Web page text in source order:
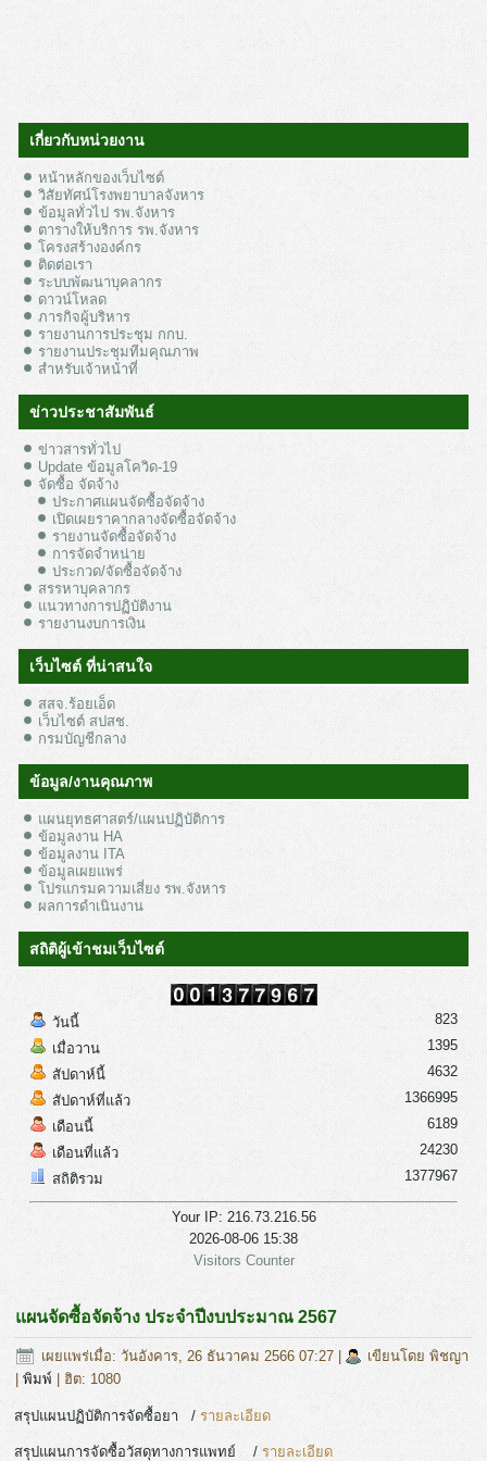
เกี่ยวกับหน่วยงาน
หน้าหลักของเว็บไซต์
วิสัยทัศน์โรงพยาบาลจังหาร
ข้อมูลทั่วไป รพ.จังหาร
ตารางให้บริการ รพ.จังหาร
โครงสร้างองค์กร
ติดต่อเรา
ระบบพัฒนาบุคลากร
ดาวน์โหลด
ภารกิจผู้บริหาร
รายงานการประชุม กกบ.
รายงานประชุมทีมคุณภาพ
สำหรับเจ้าหน้าที่
ข่าวประชาสัมพันธ์
ข่าวสารทั่วไป
Update ข้อมูลโควิด-19
จัดซื้อ จัดจ้าง
ประกาศแผนจัดซื้อจัดจ้าง
เปิดเผยราคากลางจัดซื้อจัดจ้าง
รายงานจัดซื้อจัดจ้าง
การจัดจำหน่าย
ประกวด/จัดซื้อจัดจ้าง
สรรหาบุคลากร
แนวทางการปฏิบัติงาน
รายงานงบการเงิน
เว็บไซต์ ที่น่าสนใจ
สสจ.ร้อยเอ็ด
เว็บไซต์ สปสช.
กรมบัญชีกลาง
ข้อมูล/งานคุณภาพ
แผนยุทธศาสตร์/แผนปฏิบัติการ
ข้อมูลงาน HA
ข้อมูลงาน ITA
ข้อมูลเผยแพร่
โปรแกรมความเสี่ยง รพ.จังหาร
ผลการดำเนินงาน
สถิติผู้เข้าชมเว็บไซต์
วันนี้
เมื่อวาน
สัปดาห์นี้
สัปดาห์ที่แล้ว
เดือนนี้
เดือนที่แล้ว
สถิติรวม
823
1395
4632
1366995
6189
24230
1377967
Your IP: 216.73.216.56
2026-08-06 15:38
Visitors Counter
แผนจัดซื้อจัดจ้าง ประจำปีงบประมาณ 2567
เผยแพร่เมื่อ: วันอังคาร, 26 ธันวาคม 2566 07:27 |
เขียนโดย พิชญา
|พิมพ์ | ฮิต: 1080
สรุปแผนปฏิบัติการจัดซื้อยา /รายละเอียด
สรุปแผนการจัดซื้อวัสดุทางการแพทย์ /รายละเอียด